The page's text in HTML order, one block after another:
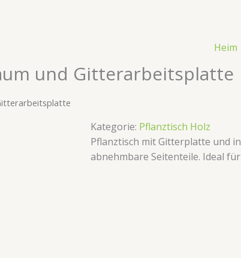
Heim
und Gitterarbeitsplatte
Kategorie: Pflanztisch Holz
Pflanztisch mit Gitterplatte und
abnehmbare Seitenteile. Ideal